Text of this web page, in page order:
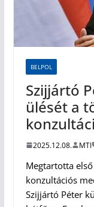
BELPOL
Szijjártó
ülését a
2025.12.08. MTI
Megtartotta
konzultációs
Szijjártó Péter